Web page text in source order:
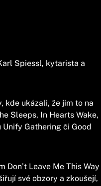
Spiessl, kytarista a
kde ukázali, že jim to na
Sleeps, In Hearts Wake,
Gathering či Good
Leave Me This Way
své obzory a zkoušejí,